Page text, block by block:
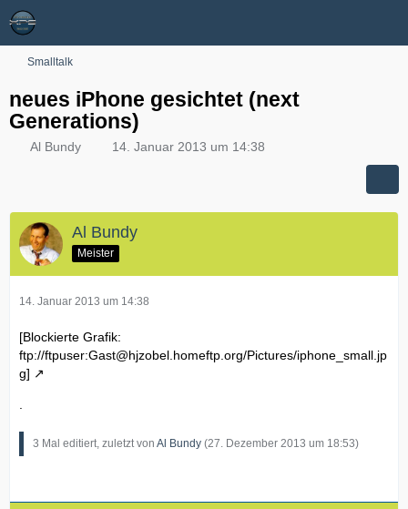
Smalltalk
neues iPhone gesichtet (next
Generations)
Al Bundy 14. Januar 2013 um 14:38
Al Bundy
Meister
14. Januar 2013 um 14:38
[Blockierte Grafik:
ftp://ftpuser:Gast@hjzobel.homeftp.org/Pictures/iphone_small.jp
g]
3 Mal editiert, zuletzt von Al Bundy (27. Dezember 2013 um 18:53)